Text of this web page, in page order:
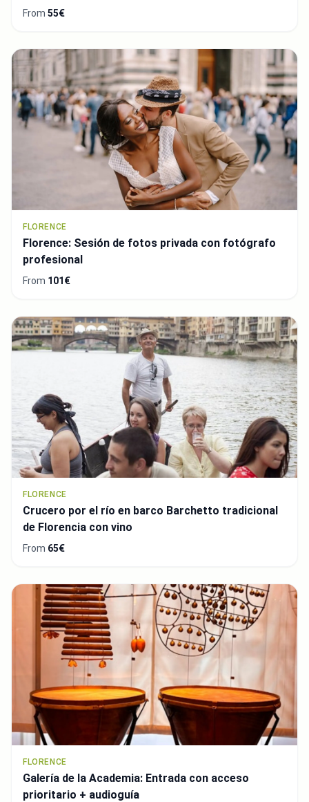
From 55€
FLORENCE
Florence: Sesión de fotos privada con fotógrafo
profesional
From 101€
FLORENCE
Crucero por el río en barco Barchetto tradicional
de Florencia con vino
From 65€
FLORENCE
Galería de la Academia: Entrada con acceso
prioritario + audioguía